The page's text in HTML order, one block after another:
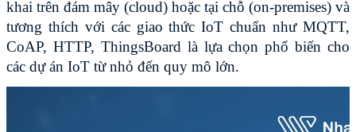
khai trên đám mây (cloud) hoặc tại chỗ (on-premises) và
tương thích với các giao thức IoT chuẩn như MQTT,
CoAP, HTTP, ThingsBoard là lựa chọn phổ biến cho
các dự án IoT từ nhỏ đến quy mô lớn.